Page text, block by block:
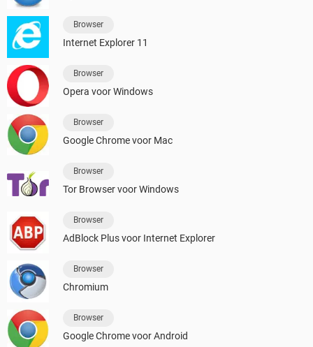
Browser
Internet Explorer 11
Browser
Opera voor Windows
Browser
Google Chrome voor Mac
Browser
Tor Browser voor Windows
Browser
AdBlock Plus voor Internet Explorer
Browser
Chromium
Browser
Google Chrome voor Android